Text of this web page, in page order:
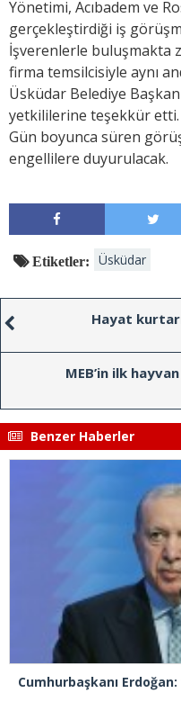
Yönetimi, Acıbadem ve
gerçekleştirdiği iş
İşverenlerle buluşmakta
firma temsilcisiyle aynı
Üsküdar Belediye
yetkililerine teşekkür etti.
Gün boyunca süren
engellilere duyurulacak.
Etiketler: Üsküdar
Hayat
MEB’in ilk
Benzer Haberler